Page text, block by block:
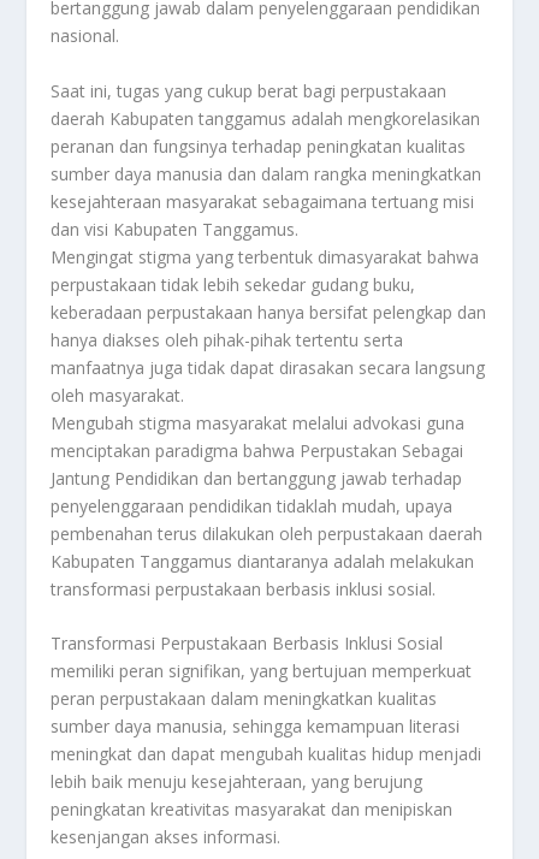
bertanggung jawab dalam penyelenggaraan pendidikan
nasional.
Saat ini, tugas yang cukup berat bagi perpustakaan
daerah Kabupaten tanggamus adalah mengkorelasikan
peranan dan fungsinya terhadap peningkatan kualitas
sumber daya manusia dan dalam rangka meningkatkan
kesejahteraan masyarakat sebagaimana tertuang misi
dan visi Kabupaten Tanggamus.
Mengingat stigma yang terbentuk dimasyarakat bahwa
perpustakaan tidak lebih sekedar gudang buku,
keberadaan perpustakaan hanya bersifat pelengkap dan
hanya diakses oleh pihak-pihak tertentu serta
manfaatnya juga tidak dapat dirasakan secara langsung
oleh masyarakat.
Mengubah stigma masyarakat melalui advokasi guna
menciptakan paradigma bahwa Perpustakan Sebagai
Jantung Pendidikan dan bertanggung jawab terhadap
penyelenggaraan pendidikan tidaklah mudah, upaya
pembenahan terus dilakukan oleh perpustakaan daerah
Kabupaten Tanggamus diantaranya adalah melakukan
transformasi perpustakaan berbasis inklusi sosial.
Transformasi Perpustakaan Berbasis Inklusi Sosial
memiliki peran signifikan, yang bertujuan memperkuat
peran perpustakaan dalam meningkatkan kualitas
sumber daya manusia, sehingga kemampuan literasi
meningkat dan dapat mengubah kualitas hidup menjadi
lebih baik menuju kesejahteraan, yang berujung
peningkatan kreativitas masyarakat dan menipiskan
kesenjangan akses informasi.